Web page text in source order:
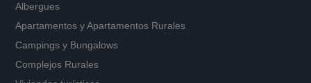
Albergues
Apartamentos yApartamentos Rurales
Campings y Bungalows
Complejos Rurales